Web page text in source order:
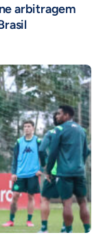
arbitragem